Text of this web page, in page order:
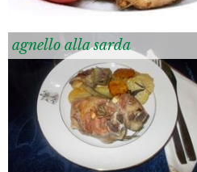
agnello alla sarda